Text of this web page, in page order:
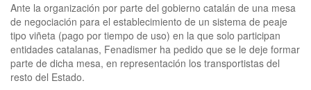
Ante la organización por parte del gobierno catalán de una mesa
de negociación para el establecimiento de un sistema de peaje
tipo viñeta (pago por tiempo de uso) en la que solo participan
entidades catalanas, Fenadismer ha pedido que se le deje formar
parte de dicha mesa, en representación los transportistas del
resto del Estado.